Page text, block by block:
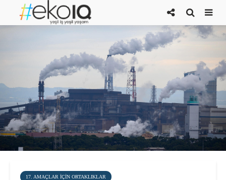
17. AMAÇLAR IÇIN ORTAKLIKLAR